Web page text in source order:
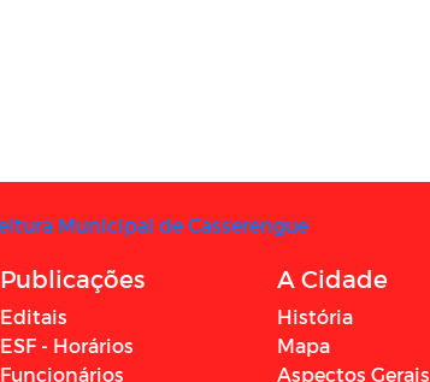
Publicações
Editais
ESF - Horários
Funcionários
A Cidade
História
Mapa
Aspectos Gerais